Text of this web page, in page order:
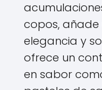
copos, añade
elegancia y
ofrece un
en sabor